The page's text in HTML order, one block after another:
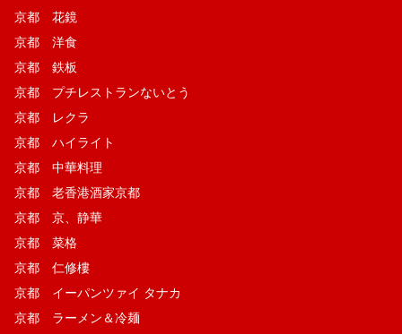
京都 花鏡
京都 洋食
京都 鉄板
京都 プチレストランないとう
京都 レクラ
京都 ハイライト
京都 中華料理
京都 老香港酒家京都
京都 京、静華
京都 菜格
京都 仁修樓
京都 イーパンツァイ タナカ
京都 ラーメン＆冷麺